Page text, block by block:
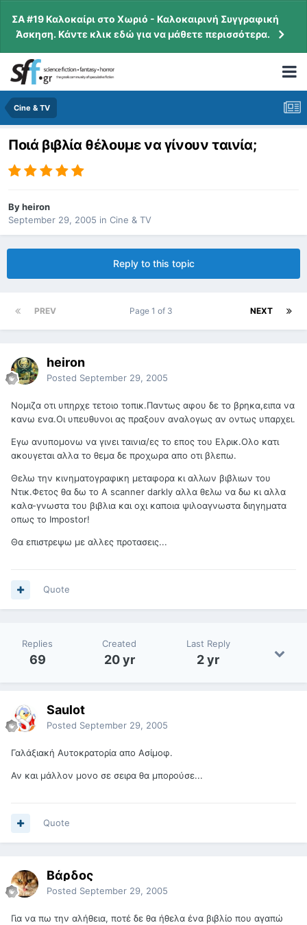
ΣΑ #19 Καλοκαίρι στο Χωριό - Καλοκαιρινή Συγγραφική
Άσκηση. Κάντε κλικ εδώ για να μάθετε περισσότερα.
Cine & TV
Ποιά βιβλία θέλουμε να γίνουν ταινία;
Byheiron
September 29, 2005 in Cine & TV
Reply to this topic
PREV NEXT
Page 1 of 3
heiron
Posted September 29, 2005
Νομιζα οτι υπηρχε τετοιο τοπικ.Παντως αφου δε το βρηκα,ειπα να
κανω ενα.Οι υπευθυνοι ας πραξουν αναλογως αν οντως υπαρχει.
Εγω ανυπομονω να γινει ταινια/ες το επος του Ελρικ.Ολο κατι
ακουγεται αλλα το θεμα δε προχωρα απο οτι βλεπω.
Θελω την κινηματογραφικη μεταφορα κι αλλων βιβλιων του
Ντικ.Φετος θα δω το A scanner darkly αλλα θελω να δω κι αλλα
καλα-γνωστα του βιβλια και οχι καποια ψιλοαγνωστα διηγηματα
οπως το Impostor!
Θα επιστρεψω με αλλες προτασεις...
Quote
Replies
69
Created
20 yr
Last Reply
2 yr
Saulot
Posted September 29, 2005
Γαλάξιακή Αυτοκρατορία απο Ασίμοφ.
Αν και μάλλον μονο σε σειρα θα μπορούσε...
Quote
Βάρδος
Posted September 29, 2005
Για να πω την αλήθεια, ποτέ δε θα ήθελα ένα βιβλίο που αγαπώ